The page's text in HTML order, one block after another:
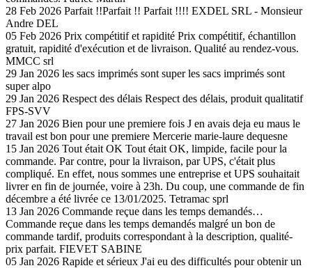
28 Feb 2026 Parfait !!Parfait !! Parfait !!!! EXDEL SRL - Monsieur
Andre DEL
05 Feb 2026 Prix compétitif et rapidité Prix compétitif, échantillon
gratuit, rapidité d'exécution et de livraison. Qualité au rendez-vous.
MMCC srl
29 Jan 2026 les sacs imprimés sont super les sacs imprimés sont
super alpo
29 Jan 2026 Respect des délais Respect des délais, produit qualitatif
FPS-SVV
27 Jan 2026 Bien pour une premiere fois J en avais deja eu maus le
travail est bon pour une premiere Mercerie marie-laure dequesne
15 Jan 2026 Tout était OK Tout était OK, limpide, facile pour la
commande. Par contre, pour la livraison, par UPS, c'était plus
compliqué. En effet, nous sommes une entreprise et UPS souhaitait
livrer en fin de journée, voire à 23h. Du coup, une commande de fin
décembre a été livrée ce 13/01/2025. Tetramac sprl
13 Jan 2026 Commande reçue dans les temps demandés…
Commande reçue dans les temps demandés malgré un bon de
commande tardif, produits correspondant à la description, qualité-
prix parfait. FIEVET SABINE
05 Jan 2026 Rapide et sérieux J'ai eu des difficultés pour obtenir un